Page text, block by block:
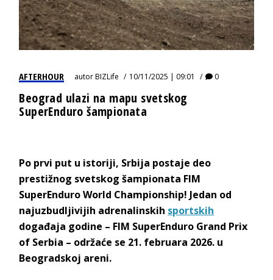
AFTERHOUR autorBIZLife 10/11/2025 | 09:01 0
Beograd ulazi na mapu svetskog
SuperEnduro šampionata
Po prvi put u istoriji, Srbija postaje deo
prestižnog svetskog šampionata FIM
SuperEnduro World Championship! Jedan od
najuzbudljivijih adrenalinskih sportskih
događaja godine – FIM SuperEnduro Grand Prix
of Serbia – održaće se 21. februara 2026. u
Beogradskoj areni.